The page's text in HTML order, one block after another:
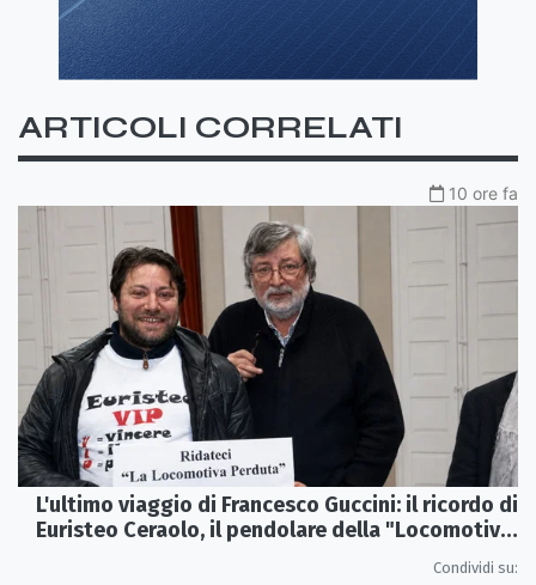
ARTICOLI CORRELATI
10 ore fa
L'ultimo viaggio di Francesco Guccini: il ricordo di
Euristeo Ceraolo, il pendolare della "Locomotiva
Condividi su: